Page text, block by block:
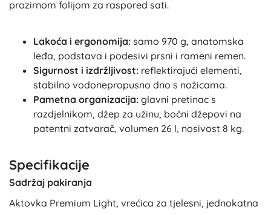
prozirnom folijom za raspored sati.
Lakoća i ergonomija: samo 970 g, anatomska
leđa, podstava i podesivi prsni i rameni remen.
Sigurnost i izdržljivost: reflektirajući elementi,
stabilno vodonepropusno dno s nožicama.
Pametna organizacija: glavni pretinac s
razdjelnikom, džep za užinu, bočni džepovi na
patentni zatvarač, volumen 26 l, nosivost 8 kg.
Specifikacije
Sadržaj pakiranja
Aktovka Premium Light, vrećica za tjelesni, jednokatna